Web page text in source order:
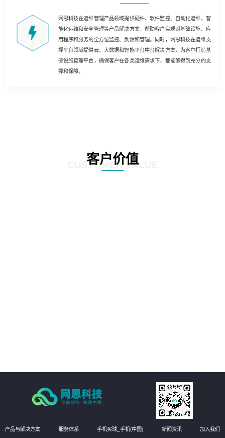
网思科技在运维管理产品领域提供硬件、软件监控、自动化运维、智
能化运维和安全管理等产品解决方案，帮助客户实现对基础设施、应
用程序和服务的全方位监控、反馈和管理。同时，网思科技在运维支
撑平台领域提供云、大数据和智能平台中台解决方案，为客户打造基
础设施管理平台，确保客户在各类运维需求下，都能够得到充分的支
撑和保障。
客户价值
CUSTOMER VALUE
产品与解决方案 服务体系 手机买球_手机(中国) 新闻资讯 加入我们